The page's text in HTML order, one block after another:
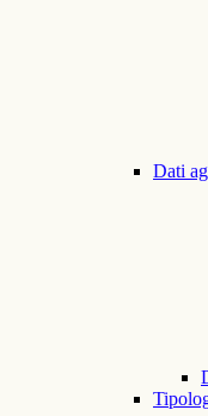
Dati